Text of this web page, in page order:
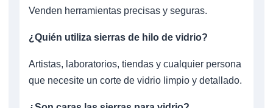
Venden herramientas precisas y seguras.
¿Quién utiliza sierras de hilo de vidrio?
Artistas, laboratorios, tiendas y cualquier persona
que necesite un corte de vidrio limpio y detallado.